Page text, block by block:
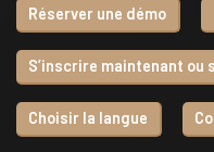
Réserver une démo
S’inscrire maintenant ou
Choisir la langue